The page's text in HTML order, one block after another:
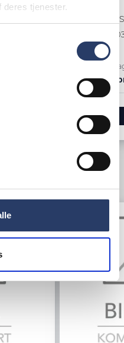
deres tjenester.
Blank Rustfrit
+1000 på
6,95 DKK